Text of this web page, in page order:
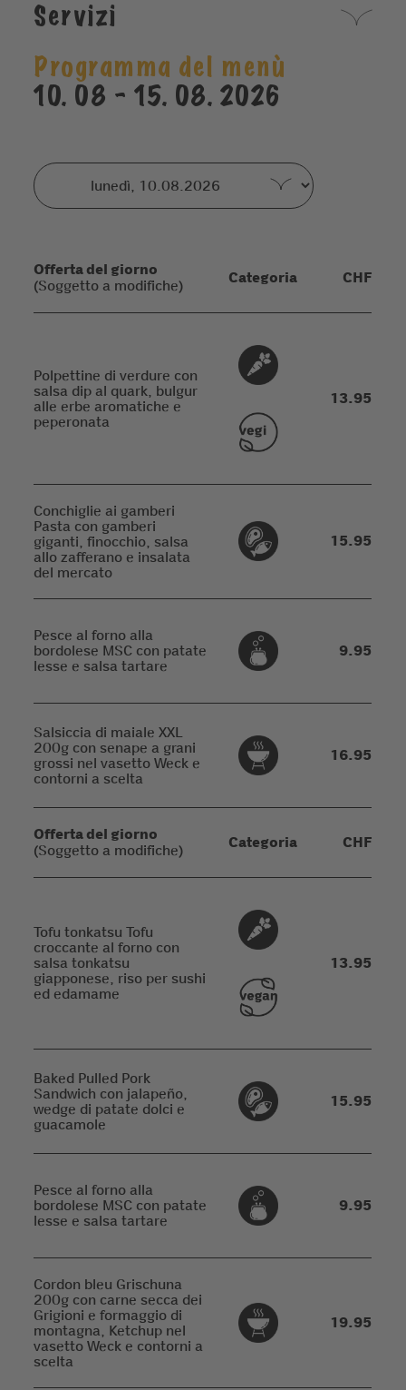
Servizi
Programma del menù
10. 08 - 15. 08. 2026
Offerta del giorno
(Soggetto a modifiche) Categoria CHF
Polpettine di verdure con
salsa dip al quark, bulgur
alle erbe aromatiche e
peperonata
13.95
Conchiglie ai gamberi
Pasta con gamberi
giganti, finocchio, salsa
allo zafferano e insalata
del mercato
15.95
Pesce al forno alla
bordolese MSC con patate
lesse e salsa tartare
9.95
Salsiccia di maiale XXL
200g con senape a grani
grossi nel vasetto Weck e
contorni a scelta
16.95
Offerta del giorno
(Soggetto a modifiche) Categoria CHF
Tofu tonkatsu Tofu
croccante al forno con
salsa tonkatsu
giapponese, riso per sushi
ed edamame
13.95
Baked Pulled Pork
Sandwich con jalapeño,
wedge di patate dolci e
guacamole
15.95
Pesce al forno alla
bordolese MSC con patate
lesse e salsa tartare
9.95
Cordon bleu Grischuna
200g con carne secca dei
Grigioni e formaggio di
montagna, Ketchup nel
vasetto Weck e contorni a
scelta
19.95